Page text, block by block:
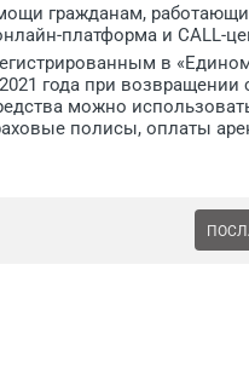
гражданам,
платформа и CALL-
в
года при
можно
полисы, оплаты